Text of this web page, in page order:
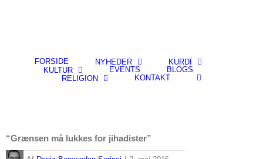
FORSIDE NYHEDER
KURDÎ
KULTUR
EVENTS
BLOGS
RELIGION
KONTAKT
“Grænsen må lukkes for jihadister”